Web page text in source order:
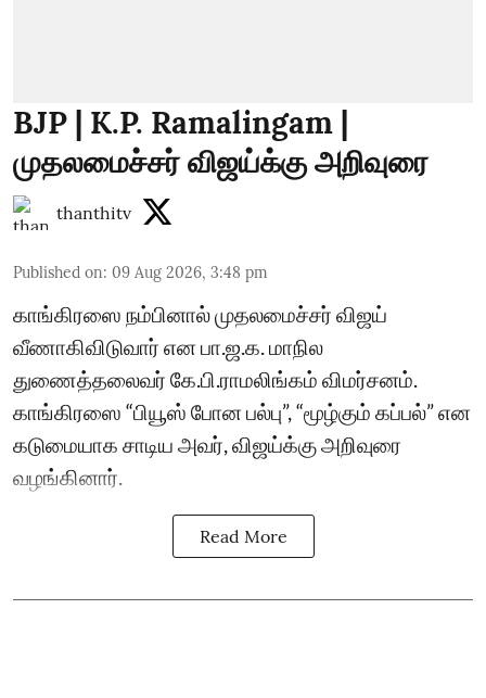
BJP | K.P. Ramalingam |
முதலமைச்சர் விஜய்க்கு அறிவுரை
thanthitv
Published on: 09 Aug 2026, 3:48 pm
காங்கிரஸை நம்பினால் முதலமைச்சர் விஜய்
வீணாகிவிடுவார் என பா.ஜ.க. மாநில
துணைத்தலைவர் கே.பி.ராமலிங்கம் விமர்சனம்.
காங்கிரஸை “பியூஸ் போன பல்பு”, “மூழ்கும் கப்பல்” என
கடுமையாக சாடிய அவர், விஜய்க்கு அறிவுரை
வழங்கினார்.
Read More